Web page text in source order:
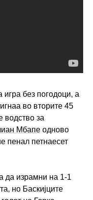
без погодоци, а
во вторите 45
водство за
Мбапе одново
пенал петнаесет
да израмни на 1-1
но Баскијците